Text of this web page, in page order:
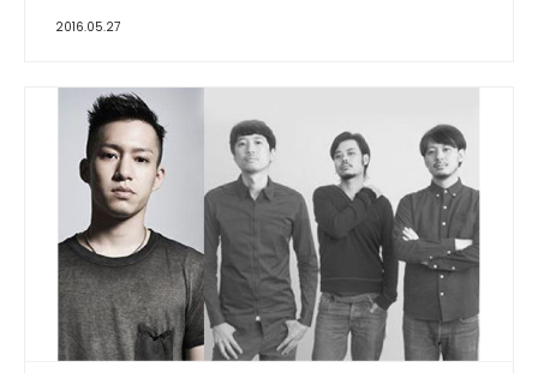
2016.05.27